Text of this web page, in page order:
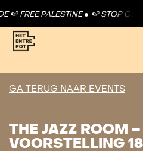
PALESTINE ● 🍉 STOP
GA TERUG NAAR EVENTS
THE JAZZ ROOM –
VOORSTELLING